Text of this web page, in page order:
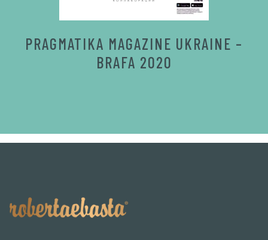
PRAGMATIKA MAGAZINE UKRAINE –
BRAFA 2020